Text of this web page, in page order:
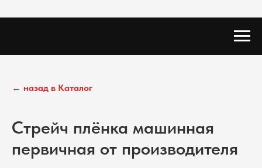
← назад в Каталог
Стрейч плёнка машинная
первичная от производителя